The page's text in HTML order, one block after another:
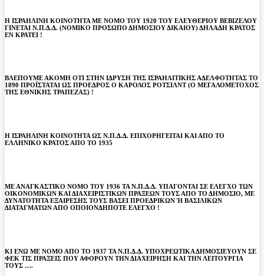
Η ΙΣΡΑΗΛΙΝΗ ΚΟΙΝΟΤΗΤΑ ΜΕ ΝΟΜΟ ΤΟΥ 1920 ΤΟΥ ΕΛΕΥΘΕΡΙΟΥ ΒΕΒΙΖΕΛΟΥ
ΓΙΝΕΤΑΙ Ν.Π.Δ.Δ. (ΝΟΜΙΚΟ ΠΡΟΣΩΠΟ ΔΗΜΟΣΙΟΥ ΔΙΚΑΙΟΥ) ΔΗΛΑΔΗ ΚΡΑΤΟΣ
ΕΝ ΚΡΑΤΕΙ !
ΒΛΕΠΟΥΜΕ ΑΚΟΜΗ ΟΤΙ ΣΤΗΝ ΙΔΡΥΣΗ ΤΗΣ ΙΣΡΑΗΛΙΤΙΚΗΣ ΑΔΕΛΦΟΤΗΤΑΣ ΤΟ
1890 ΠΡΟΪΣΤΑΤΑΙ ΩΣ ΠΡΟΕΔΡΟΣ Ο ΚΑΡΟΛΟΣ ΡΟΤΣΙΛΝΤ (Ο ΜΕΓΑΛΟΜΕΤΟΧΟΣ
ΤΗΣ ΕΘΝΙΚΗΣ ΤΡΑΠΕΖΑΣ) !
Η ΙΣΡΑΗΛΙΝΗ ΚΟΙΝΟΤΗΤΑ ΩΣ Ν.Π.Δ.Δ. ΕΠΙΧΟΡΗΓΕΙΤΑΙ ΚΑΙ ΑΠΟ ΤΟ
ΕΛΛΗΝΙΚΟ ΚΡΑΤΟΣ ΑΠΟ ΤΟ 1935
ΜΕ ΑΝΑΓΚΑΣΤΙΚΟ ΝΟΜΟ ΤΟΥ 1936 ΤΑ Ν.Π.Δ.Δ. ΥΠΑΓΟΝΤΑΙ ΣΕ ΕΛΕΓΧΟ ΤΩΝ
ΟΙΚΟΝΟΜΙΚΩΝ ΚΑΙ ΔΙΑΧΕΙΡΙΣΤΙΚΩΝ ΠΡΑΞΕΩΝ ΤΟΥΣ ΑΠΟ ΤΟ ΔΗΜΟΣΙΟ, ΜΕ
ΔΥΝΑΤΟΤΗΤΑ ΕΞΑΙΡΕΣΗΣ ΤΟΥΣ ΒΑΣΕΙ ΠΡΟΕΔΡΙΚΩΝ Ή ΒΑΣΙΛΙΚΩΝ
ΔΙΑΤΑΓΜΑΤΩΝ ΑΠΟ ΟΠΟΙΟΝΔΗΠΟΤΕ ΕΛΕΓΧΟ !
ΚΙ ΕΝΩ ΜΕ ΝΟΜΟ ΑΠΟ ΤΟ 1937 ΤΑ Ν.Π.Δ.Δ. ΥΠΟΧΡΕΩΤΙΚΑ ΔΗΜΟΣΙΕΥΟΥΝ ΣΕ
ΦΕΚ ΤΙΣ ΠΡΑΞΕΙΣ ΠΟΥ ΑΦΟΡΟΥΝ ΤΗΝ ΔΙΑΧΕΙΡΗΣΗ ΚΑΙ ΤΗΝ ΛΕΙΤΟΥΡΓΙΑ
ΤΟΥΣ ….